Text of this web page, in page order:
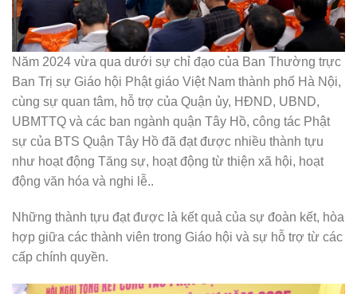
Năm 2024 vừa qua dưới sự chỉ đạo của Ban Thường trực
Ban Trị sự Giáo hội Phật giáo Việt Nam thành phố Hà Nội,
cùng sự quan tâm, hỗ trợ của Quận ủy, HĐND, UBND,
UBMTTQ và các ban ngành quận Tây Hồ, công tác Phật
sự của BTS Quận Tây Hồ đã đạt được nhiều thành tựu
như hoạt động Tăng sự, hoạt động từ thiện xã hội, hoạt
động văn hóa và nghi lễ..
Những thành tựu đạt được là kết quả của sự đoàn kết, hòa
hợp giữa các thành viên trong Giáo hội và sự hỗ trợ từ các
cấp chính quyền.